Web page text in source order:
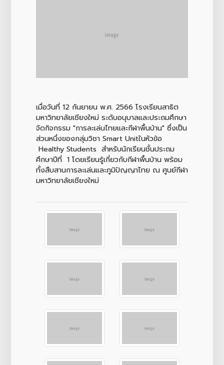
เมื่อวันที่ 12 กันยายน พ.ศ. 2566 โรงเรียนสาธิต
มหาวิทยาลัยเชียงใหม่ ระดับอนุบาลและประถมศึกษา
จัดกิจกรรม "การละเล่นไทยและกีฬาพื้นบ้าน" ซึ่งเป็น
ส่วนหนึ่งของกลุ่มวิชา Smart Unitในหัวข้อ
Healthy Students สำหรับนักเรียนชั้นประถม
ศึกษาปีที่ 1 โดยเรียนรู้เกี่ยวกับกีฬาพื้นบ้าน พร้อม
ทั้งสืบสานการละเล่นและภูมิปัญญาไทย ณ ศูนย์กีฬา
มหาวิทยาลัยเชียงใหม่